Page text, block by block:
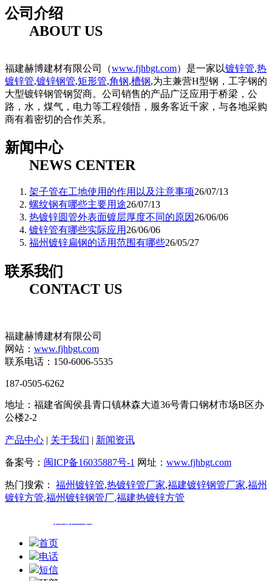
公司介绍
ABOUT US
福建赫博建材有限公司（www.fjhbgt.com）是一家以镀锌管,热
镀锌管,镀锌钢管,矩形管,角钢,槽钢,为主兼营H型钢，工字钢的
大型镀锌钢管钢贸商。公司销售的产品广泛应用于桥梁，公
路，水，煤气，电力等工程领悟，服务客近千家，与各地采购
商有着密切的合作关系。
新闻中心
NEWS CENTER
架子管在工地使用的作用以及注意事项26/07/13
螺纹钢有哪些主要用途26/07/13
热镀锌圆管外表面镀层厚度不同的原因 26/06/06
镀锌管有哪些实际应用 26/06/06
福州镀锌扁钢的适用范围有哪些26/05/27
联系我们
CONTACT US
福建赫博建材有限公司
网站： www.fjhbgt.com
联系电话：150-6006-5535
187-0505-6262
地址：福建省闽侯县青口镇林森大道36号青口钢材市场B区办
公楼2-2
产品中心 | 关于我们 | 新闻资讯
备案号： 闽ICP备16035887号-1 网址： www.fjhbgt.com
热门搜索： 福州镀锌管,热镀锌管厂家,福建镀锌钢管厂家,福州
镀锌方管,福州镀锌钢管厂,福建热镀锌方管
首页
电话
短信